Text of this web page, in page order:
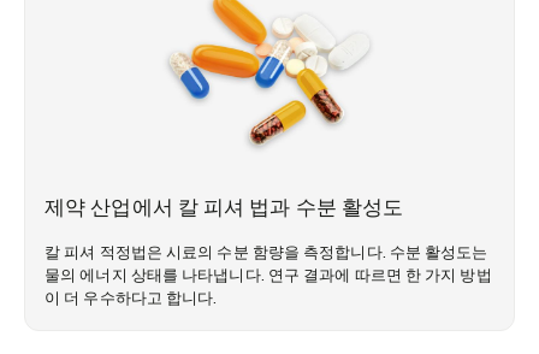
제약 산업에서 칼 피셔 법과 수분 활성도
칼 피셔 적정법은 시료의 수분 함량을 측정합니다. 수분 활성도는
물의 에너지 상태를 나타냅니다. 연구 결과에 따르면 한 가지 방법
이 더 우수하다고 합니다.